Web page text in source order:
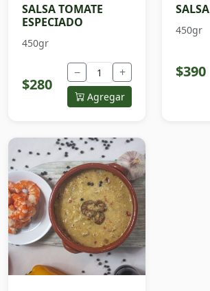
SALSA TOMATE
ESPECIADO
450gr
$280
− +
Agregar
450gr
$390